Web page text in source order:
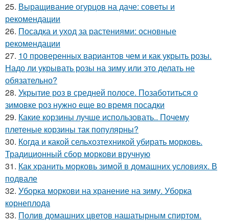
25. Выращивание огурцов на даче: советы и
рекомендации
26. Посадка и уход за растениями: основные
рекомендации
27. 10 проверенных вариантов чем и как укрыть розы.
Надо ли укрывать розы на зиму или это делать не
обязательно?
28. Укрытие роз в средней полосе. Позаботиться о
зимовке роз нужно еще во время посадки
29. Какие корзины лучше использовать.. Почему
плетеные корзины так популярны?
30. Когда и какой сельхозтехникой убирать морковь.
Традиционный сбор моркови вручную
31. Как хранить морковь зимой в домашних условиях. В
подвале
32. Уборка моркови на хранение на зиму. Уборка
корнеплода
33. Полив домашних цветов нашатырным спиртом.